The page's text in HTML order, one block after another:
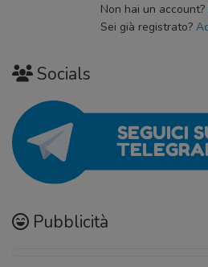
Non hai un account?
Sei già registrato?
Socials
Pubblicità